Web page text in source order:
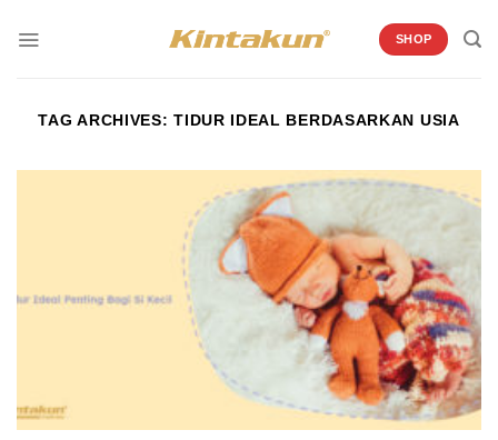
SHOP
TAG ARCHIVES:TIDUR IDEAL BERDASARKAN USIA